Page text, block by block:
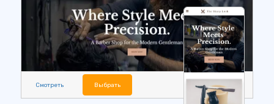
Смотреть Выбрать